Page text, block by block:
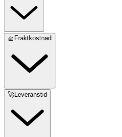
🧺Fraktkostnad
🚀Leveranstid